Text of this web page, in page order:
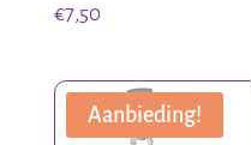
€7,50
Aanbieding!